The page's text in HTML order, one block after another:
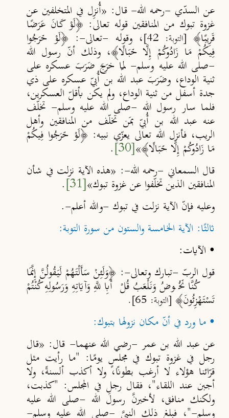
عن السدّي -رحمه الله- قال: «أُنزِل في المتخلفين عن
غزوة تبوك من المنافقين قوله تعالى: ﴿لَوْ كَانَ عَرَضًا
قَرِيبًا﴾[التوبة: 42] ، وقوله -تعالى-: ﴿لَوْ خَرَجُوا
فِيكُمْ مَا زَادُوكُمْ إِلَّا خَبَالًا﴾، وذلك أنّ رسول الله
-صلى الله عليه وسلم- لمّا خرَجَ ضَرَبَ عسكره على
ثنية الوداع، وضَرَبَ عبد الله بن أُبيّ عسكره على ذي
جدة أسفل من ثنية الوداع، ولم يكن بأقلّ العسكرين،
فلما سار رسول الله -صلى الله عليه وسلم- تخلّف
عنه عبد الله بن أُبيّ بمَن تخلّف من المنافقين وأهل
الريب، فأنزل الله تعالى يعزّي نبيه: ﴿لَوْ خَرَجُوا فِيكُمْ
مَا زَادُوكُمْ إِلَّا خَبَالًا﴾»[30]
.
قال السمعاني -رحمه الله-: «هذه الآية نزلت في شأن
المنافقين الذين تخلّفوا عن غزوة تبوك»[31]
.
وعليه فإنّ الآية نزلت في تبوك -والله أعلم-.
ثالثًا: الآية الخامسة والستون من سورة التوبة:
• الآيات:
قول الربّ -تبارك وتعالى-: ﴿وَلَئِنْ سَأَلْتَهُمْ لَيَقُولُنَّ إِنَّمَا
كُنَّا ‌نَخُوضُ وَنَلْعَبُ قُلْ أَبِاللَّهِ وَآيَاتِهِ وَرَسُولِهِ كُنْتُمْ
تَسْتَهْزِئُونَ﴾ [التوبة: 65].
• ما ورد في أنّ مكان نزولها بتبوك:
عن عبد الله بن عمر -رضي الله عنهما- قال: «قال
رجل في غزوة تبوك في مجلسٍ يومًا: "ما رأيت مثل
قرّائنا هؤلاء لا أرغب بطونًا، ولا أكذب ألسنةً، ولا
أجبن عند اللقاء"، فقال رجل في المجلس: "كذبت،
ولكنك منافق، لأخبرنَّ رسولَ الله -صلى الله عليه
وسلم-"، فبلغ ذلك النبيَّ -صلى الله عليه وسلم-